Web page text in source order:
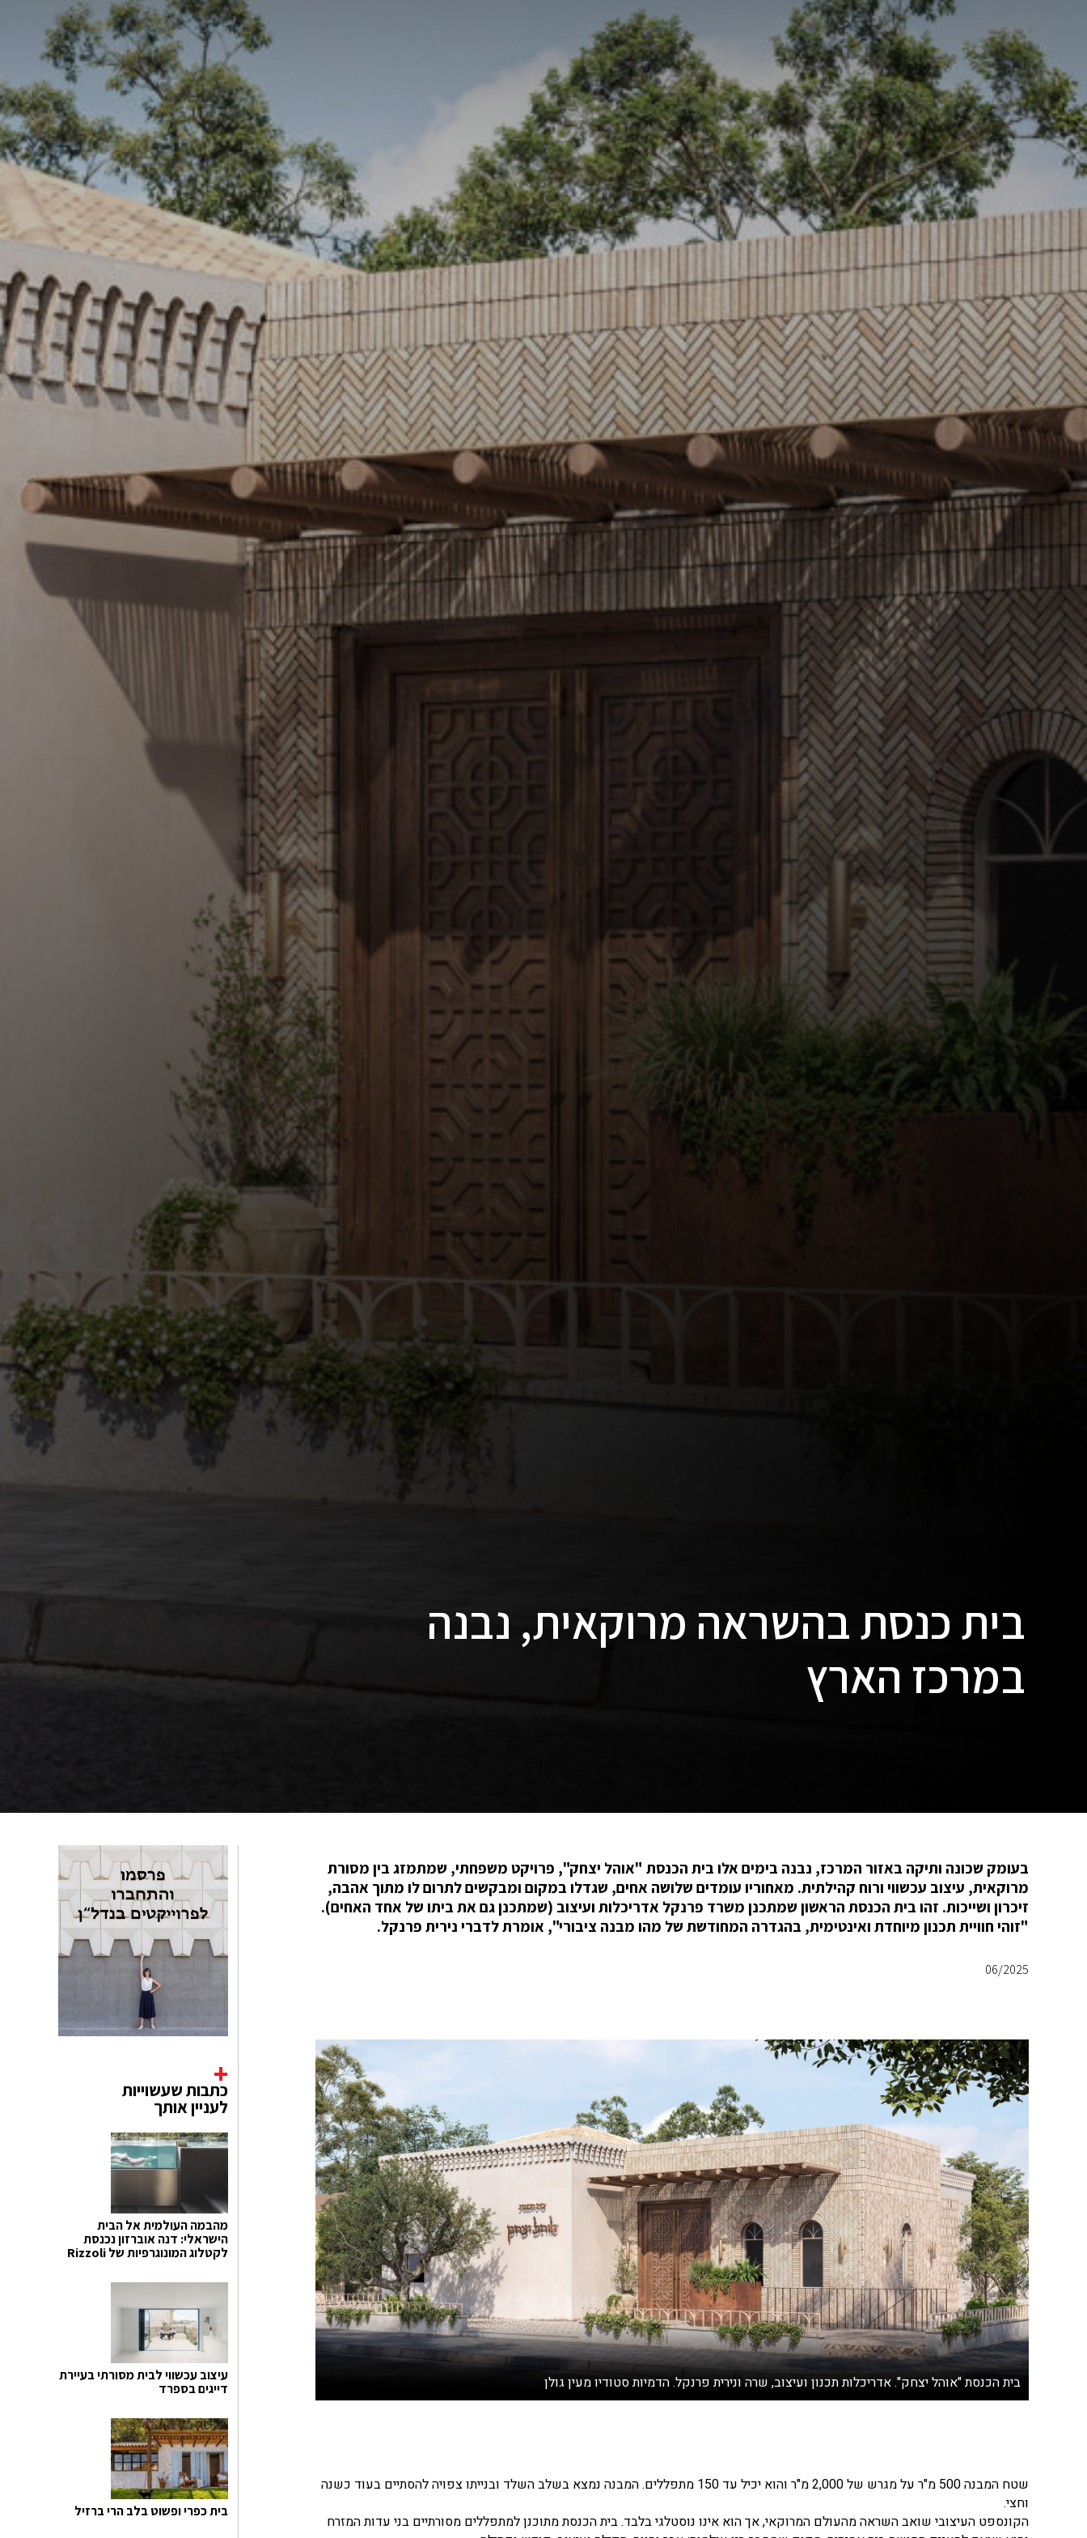
בית כנסת בהשראה מרוקאית, נבנה
במרכז הארץ
בעומק שכונה ותיקה באזור המרכז, נבנה בימים אלו בית הכנסת "אוהל יצחק", פרויקט משפחתי, שמתמזג בין מסורת
מרוקאית, עיצוב עכשווי ורוח קהילתית. מאחוריו עומדים שלושה אחים, שגדלו במקום ומבקשים לתרום לו מתוך אהבה,
זיכרון ושייכות. זהו בית הכנסת הראשון שמתכנן משרד פרנקל אדריכלות ועיצוב (שמתכנן גם את ביתו של אחד האחים).
"זוהי חוויית תכנון מיוחדת ואינטימית, בהגדרה המחודשת של מהו מבנה ציבורי", אומרת לדברי נירית פרנקל.
06/2025
בית הכנסת "אוהל יצחק". אדריכלות תכנון ועיצוב, שרה ונירית פרנקל. הדמיות סטודיו מעין גולן
שטח המבנה 500 מ"ר על מגרש של 2,000 מ"ר והוא יכיל עד 150 מתפללים. המבנה נמצא בשלב השלד ובנייתו צפויה להסתיים בעוד כשנה
וחצי.
הקונספט העיצובי שואב השראה מהעולם המרוקאי, אך הוא אינו נוסטלגי בלבד. בית הכנסת מתוכנן למתפללים מסורתיים בני עדות המזרח
כתבות שעשוייות
לעניין אותך
מהבמה העולמית אל הבית
הישראלי: דנה אוברזון נכנסת
לקטלוג המונוגרפיות של Rizzoli
עיצוב עכשווי לבית מסורתי בעיירת
דייגים בספרד
בית כפרי ופשוט בלב הרי ברזיל